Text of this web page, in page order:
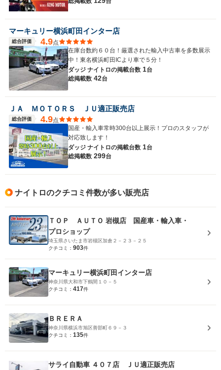
マーキュリー横浜町田インター店
総合評価 4.9点
在庫台数約６０台！厳選された輸入中古車を多数展示
中！東名横浜町田ICより車で５分！
ダッジ ナイトロの掲載台数 1台
総掲載数 42台
ＪＡ ＭＯＴＯＲＳ ＪＵ適正販売店
総合評価 4.9点
国産・輸入車常時300台以上展示！プロのスタッフが
対応致します！
ダッジ ナイトロの掲載台数 1台
総掲載数 299台
ナイトロのクチコミ件数が多い販売店
ＴＯＰ ＡＵＴＯ 岩槻店 国産車・輸入車・
プロショップ
埼玉県さいたま市岩槻区加倉２－２３－２５
クチコミ： 903件
マーキュリー横浜町田インター店
神奈川県大和市下鶴間１０－５
クチコミ： 417件
ＢＲＥＲＡ
神奈川県横浜市旭区善部町６９－３
クチコミ： 135件
サライ自動車 ４０７店 ＪＵ適正販売店